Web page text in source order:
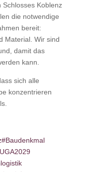
Koblenz
die notwendige
bereit:
Material. Wir sind
damit das
kann.
sich alle
konzentrieren
#Baudenkmal